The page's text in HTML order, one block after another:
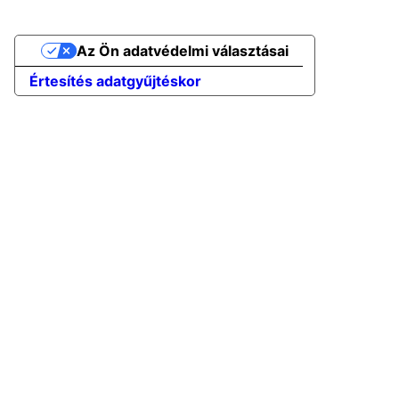
Értesítés adatgyűjtéskor
Az Ön adatvédelmi választásai